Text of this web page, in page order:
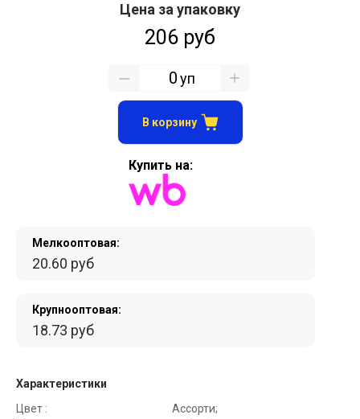
Мелкооптовая:
20.60 руб
Крупнооптовая:
18.73 руб
Характеристики
Цвет :
Ассорти;
Цена за упаковку
206 руб
уп
В корзину
Купить на: